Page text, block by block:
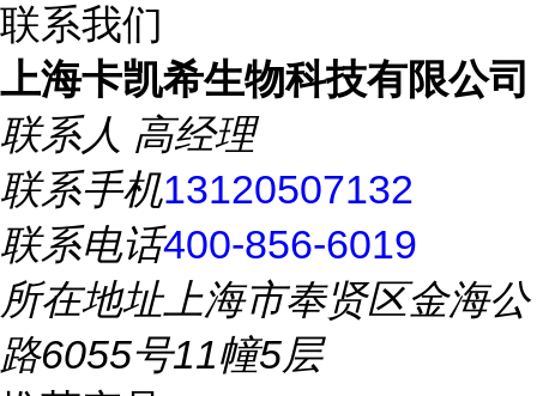
联系我们
上海卡凯希生物科技有限公司
联系人 高经理
联系手机13120507132
联系电话400-856-6019
所在地址上海市奉贤区金海公
路6055号11幢5层